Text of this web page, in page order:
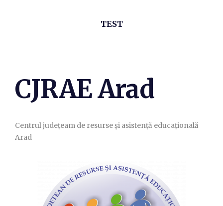
TEST
CJRAE Arad
Centrul județeam de resurse și asistență educațională
Arad